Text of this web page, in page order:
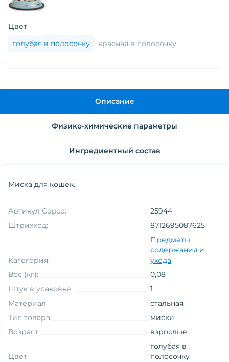
Цвет
голубая в полосочку
красная в полосочку
Описание
Физико-химические параметры
Ингредиентный состав
Миска для кошек.
Артикул Copco:
25944
Штрихкод:
8712695087625
Категория:
Предметы
содержания и
ухода
Вес (кг):
0,08
Штук в упаковке:
1
Материал
стальная
Тип товара
миски
Возраст
взрослые
Цвет
голубая в
полосочку